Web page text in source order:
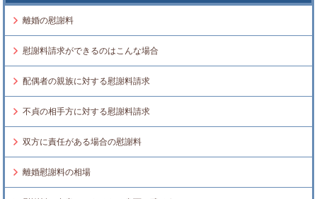
離婚の慰謝料
慰謝料請求ができるのはこんな場合
配偶者の親族に対する慰謝料請求
不貞の相手方に対する慰謝料請求
双方に責任がある場合の慰謝料
離婚慰謝料の相場